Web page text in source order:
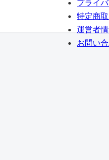
プライ
特定商
運営者
お問い